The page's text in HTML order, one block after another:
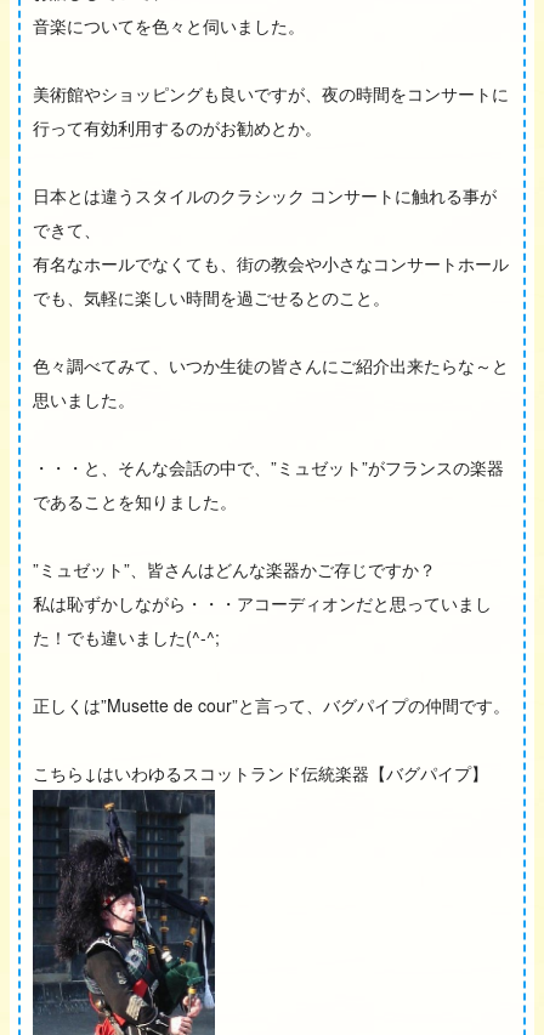
音楽についてを色々と伺いました。
美術館やショッピングも良いですが、夜の時間をコンサートに
行って有効利用するのがお勧めとか。
日本とは違うスタイルのクラシック コンサートに触れる事が
できて、
有名なホールでなくても、街の教会や小さなコンサートホール
でも、気軽に楽しい時間を過ごせるとのこと。
色々調べてみて、いつか生徒の皆さんにご紹介出来たらな～と
思いました。
・・・と、そんな会話の中で、”ミュゼット”がフランスの楽器
であることを知りました。
”ミュゼット”、皆さんはどんな楽器かご存じですか？
私は恥ずかしながら・・・アコーディオンだと思っていまし
た！でも違いました(^-^;
正しくは”Musette de cour”と言って、バグパイプの仲間です。
こちら↓はいわゆるスコットランド伝統楽器【バグパイプ】